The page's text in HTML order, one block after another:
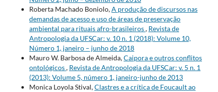
Roberta Machado Boniolo,A produção de discursos nas
demandas de acesso e uso de áreas de preservação
ambiental para rituais afro-brasileiros, Revista de
Antropologia da UFSCar: v. 10 n. 1 (2018): Volume 10,
Número 1, janeiro – junho de 2018
Mauro W. Barbosa de Almeida,Caipora e outros conflitos
ontológicos, Revista de Antropologia da UFSCar: v. 5 n. 1
(2013): Volume 5, número 1, janeiro-junho de 2013
Monica Loyola Stival,Clastres e a crítica de Foucault ao